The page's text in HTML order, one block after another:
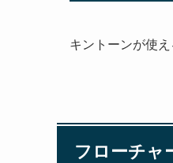
キントーンが使
フローチャ